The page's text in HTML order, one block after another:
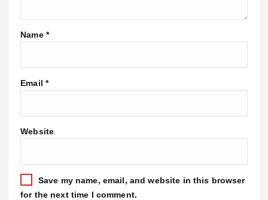
Name *
Email *
Website
Save my name, email, and website in this browser
for the next time I comment.